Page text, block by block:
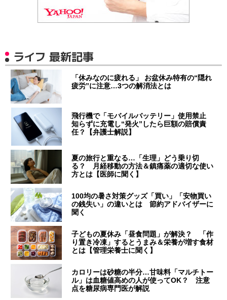
ライフ 最新記事
「休みなのに疲れる」 お盆休み特有の“隠れ
疲労”に注意…3つの解消法とは
飛行機で「モバイルバッテリー」使用禁止
知らずに充電し“発火”したら巨額の賠償責
任？【弁護士解説】
夏の旅行と重なる…「生理」どう乗り切
る？ 月経移動の方法＆鎮痛薬の適切な使い
方とは【医師に聞く】
100均の暑さ対策グッズ「買い」「安物買い
の銭失い」の違いとは 節約アドバイザーに
聞く
子どもの夏休み「昼食問題」が解決？ 「作
り置き冷凍」するとうまみ＆栄養が増す食材
とは【管理栄養士に聞く】
カロリーは砂糖の半分…甘味料「マルチトー
ル」は血糖値高めの人が使ってOK？ 注意
点を糖尿病専門医が解説